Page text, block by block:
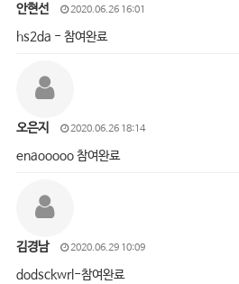
안현선 2020.06.26 16:01
hs2da - 참여완료
오은지 2020.06.26 18:14
enaooooo 참여완료
김경남 2020.06.29 10:09
dodsckwrl-참여완료